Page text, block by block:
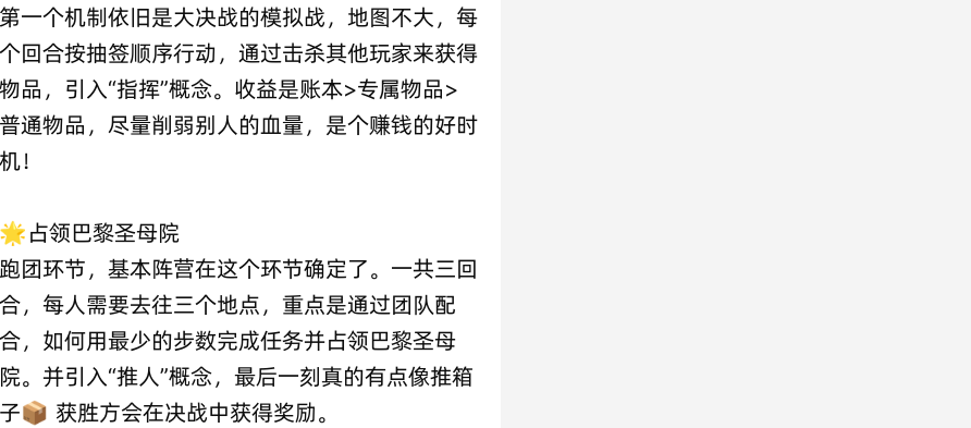
第一个机制依旧是大决战的模拟战，地图不大，每
个回合按抽签顺序行动，通过击杀其他玩家来获得
物品，引入“指挥”概念。收益是账本>专属物品>
普通物品，尽量削弱别人的血量，是个赚钱的好时
机！
🌟占领巴黎圣母院
跑团环节，基本阵营在这个环节确定了。一共三回
合，每人需要去往三个地点，重点是通过团队配
合，如何用最少的步数完成任务并占领巴黎圣母
院。并引入“推人”概念，最后一刻真的有点像推箱
子📦 获胜方会在决战中获得奖励。